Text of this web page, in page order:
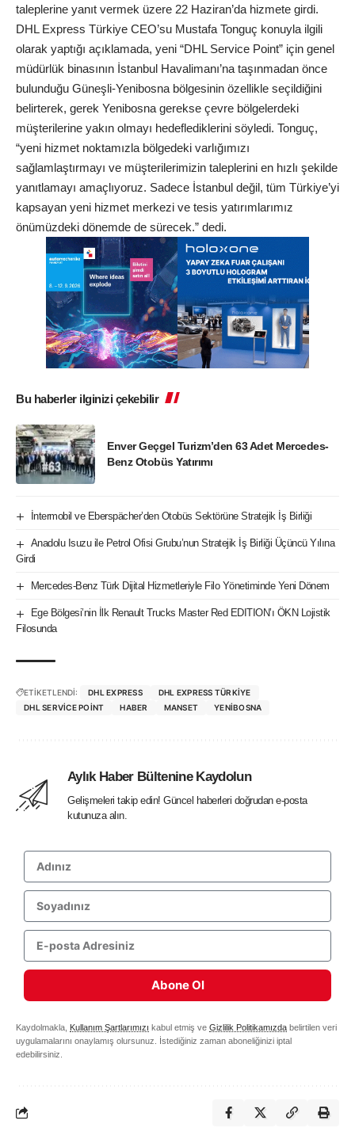
taleplerine yanıt vermek üzere 22 Haziran’da hizmete girdi.
DHL Express Türkiye CEO’su Mustafa Tonguç konuyla ilgili
olarak yaptığı açıklamada, yeni “DHL Service Point” için genel
müdürlük binasının İstanbul Havalimanı’na taşınmadan önce
bulunduğu Güneşli-Yenibosna bölgesinin özellikle seçildiğini
belirterek, gerek Yenibosna gerekse çevre bölgelerdeki
müşterilerine yakın olmayı hedeflediklerini söyledi. Tonguç,
“yeni hizmet noktamızla bölgedeki varlığımızı
sağlamlaştırmayı ve müşterilerimizin taleplerini en hızlı şekilde
yanıtlamayı amaçlıyoruz. Sadece İstanbul değil, tüm Türkiye’yi
kapsayan yeni hizmet merkezi ve tesis yatırımlarımız
önümüzdeki dönemde de sürecek.” dedi.
Bu haberler ilginizi çekebilir
Enver Geçgel Turizm’den 63 Adet Mercedes-
Benz Otobüs Yatırımı
İntermobil ve Eberspächer’den Otobüs Sektörüne Stratejik İş Birliği
Anadolu Isuzu ile Petrol Ofisi Grubu’nun Stratejik İş Birliği Üçüncü Yılına
Girdi
Mercedes-Benz Türk Dijital Hizmetleriyle Filo Yönetiminde Yeni Dönem
Ege Bölgesi’nin İlk Renault Trucks Master Red EDITION’ı ÖKN Lojistik
Filosunda
ETİKETLENDİ: DHL EXPRESS
DHL EXPRESS TÜRKIYE
DHL SERVICE POINT
HABER MANSET YENIBOSNA
Aylık Haber Bültenine Kaydolun
Gelişmeleri takip edin! Güncel haberleri doğrudan e-posta
kutunuza alın.
Abone Ol
Kaydolmakla, Kullanım Şartlarımızı kabul etmiş ve Gizlilik Politikamızda belirtilen veri
uygulamalarını onaylamış olursunuz. İstediğiniz zaman aboneliğinizi iptal
edebilirsiniz.